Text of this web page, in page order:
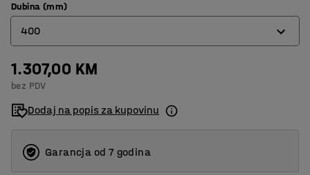
Dubina (mm)
400
400
500
1.307,00 KM
bez PDV
Dodaj na popis za kupovinu
Garancja od 7 godina